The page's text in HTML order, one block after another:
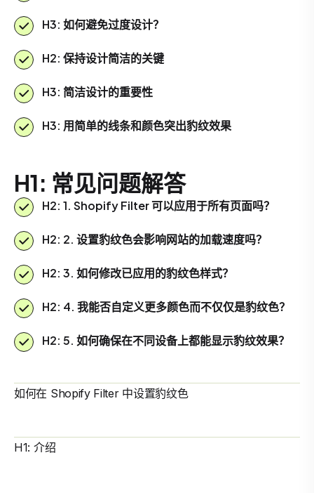
H3: 如何避免过度设计？
H2: 保持设计简洁的关键
H3: 简洁设计的重要性
H3: 用简单的线条和颜色突出豹纹效果
H1: 常见问题解答
H2: 1. Shopify Filter 可以应用于所有页面吗？
H2: 2. 设置豹纹色会影响网站的加载速度吗？
H2: 3. 如何修改已应用的豹纹色样式？
H2: 4. 我能否自定义更多颜色而不仅仅是豹纹色？
H2: 5. 如何确保在不同设备上都能显示豹纹效果？
如何在 Shopify Filter 中设置豹纹色
H1: 介绍